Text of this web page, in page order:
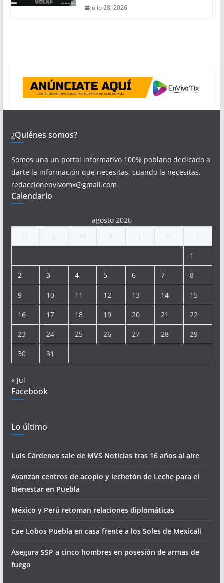
julio 28, 2026
¿Quiénes somos?
Somos una un portal informativo 100% poblano dedicado a
darte la información que necesitas, cuando la necesitas.
redaccionenvivomx@gmail.com
Calendario
agosto 2026
1
2 3 4 5 6 7 8
9 10 11 12 13 14 15
16 17 18 19 20 21 22
23 24 25 26 27 28 29
30 31
« Jul
Facebook
Lo último
Luis Cárdenas sale de MVS Noticias tras 16 años al aire
Avanzan centros de acopio y lechetón de Leche para el
Bienestar en Puebla
México y Perú retoman relaciones diplomáticas
Cae Lobos Puebla en casa frente a los Soles de Mexicali
Asegura SSP a cinco hombres en posesión de armas de
fuego